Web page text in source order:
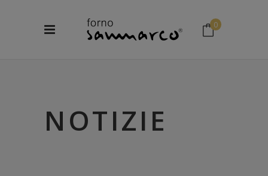
0
NOTIZIE